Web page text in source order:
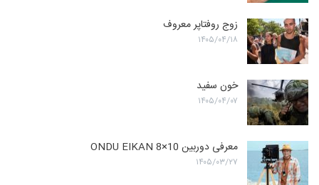
زوج روفتاپر معروف
۱۴۰۵/۰۴/۱۸
خون سفید
۱۴۰۵/۰۴/۰۷
معرفی دوربین ONDU EIKAN 8×10
۱۴۰۵/۰۳/۲۷